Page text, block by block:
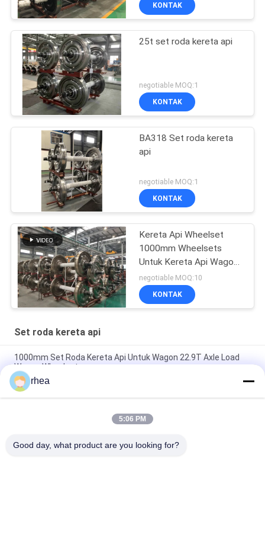
KONTAK
25t set roda kereta api
negotiable MOQ:1
KONTAK
BA318 Set roda kereta
api
negotiable MOQ:1
KONTAK
Kereta Api Wheelset
1000mm Wheelsets
Untuk Kereta Api Wagon
Wheel dan Axle
Assembly
negotiable MOQ:10
KONTAK
Set roda kereta api
1000mm Set Roda Kereta Api Untuk Wagon 22.9T Axle Load
Wagon Wheelset
840mm Set Roda Kereta Api Untuk Wagon 22.9T/25T Axle
Load Wagon Wheelset
Kereta Api Wheelset Dengan Kekuatan U20 Lokomotif
rhea
5:06 PM
Good day, what product are you looking for?